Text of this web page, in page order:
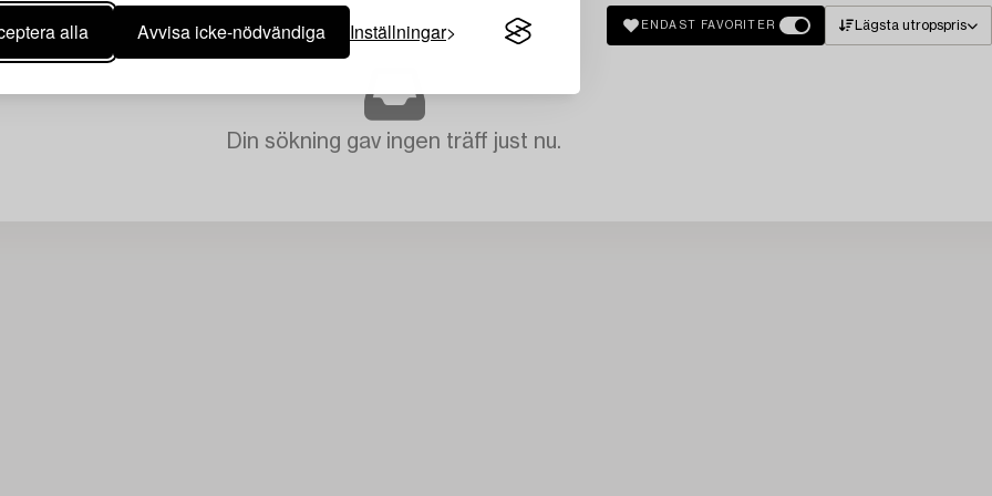
alla Avvisa icke-nödvändiga Inställningar ENDAST FAVORITER Lägsta utropspris
Din sökning gav ingen träff just nu.